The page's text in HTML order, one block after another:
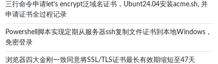
三行命令申请let's encrypt泛域名证书，Ubunt24.04安装acme.sh, 并
申请证书全过程记录
Powershell脚本实现定期从服务器ssh复制文件证书到本地Windows，
免密登录
浏览器四大金刚一致同意将SSL/TLS证书最长有效期缩短至47天